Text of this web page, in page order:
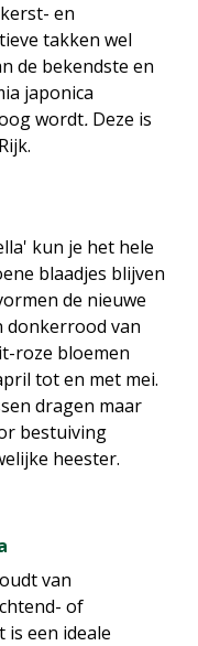
en
takken wel
de bekendste en
japonica
wordt. Deze is
kun je het hele
blaadjes blijven
de nieuwe
donkerrood van
roze bloemen
tot en met mei.
dragen maar
bestuiving
heester.
van
of
is een ideale